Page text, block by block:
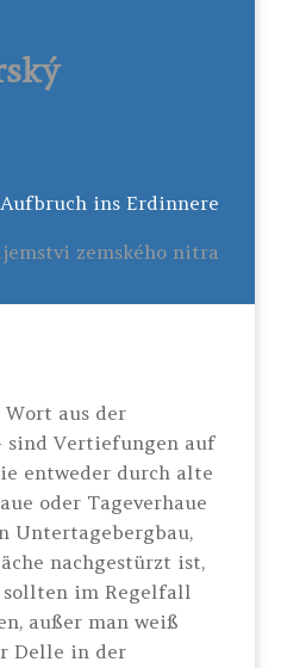
Aufbruch ins Erdinnere
zemského nitra
aus der
sind Vertiefungen auf
entweder durch alte
oder Tageverhaue
Untertagebergbau,
nachgestürzt ist,
sollten im Regelfall
außer man weiß
Delle in der